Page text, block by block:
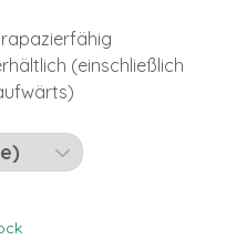
(einschließlich